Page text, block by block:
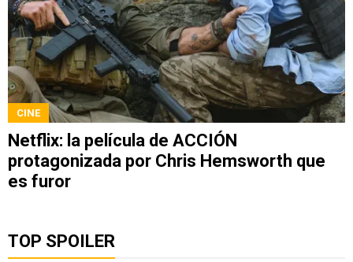
CINE
Netflix: la película de ACCIÓN
protagonizada por Chris Hemsworth que
es furor
TOP SPOILER